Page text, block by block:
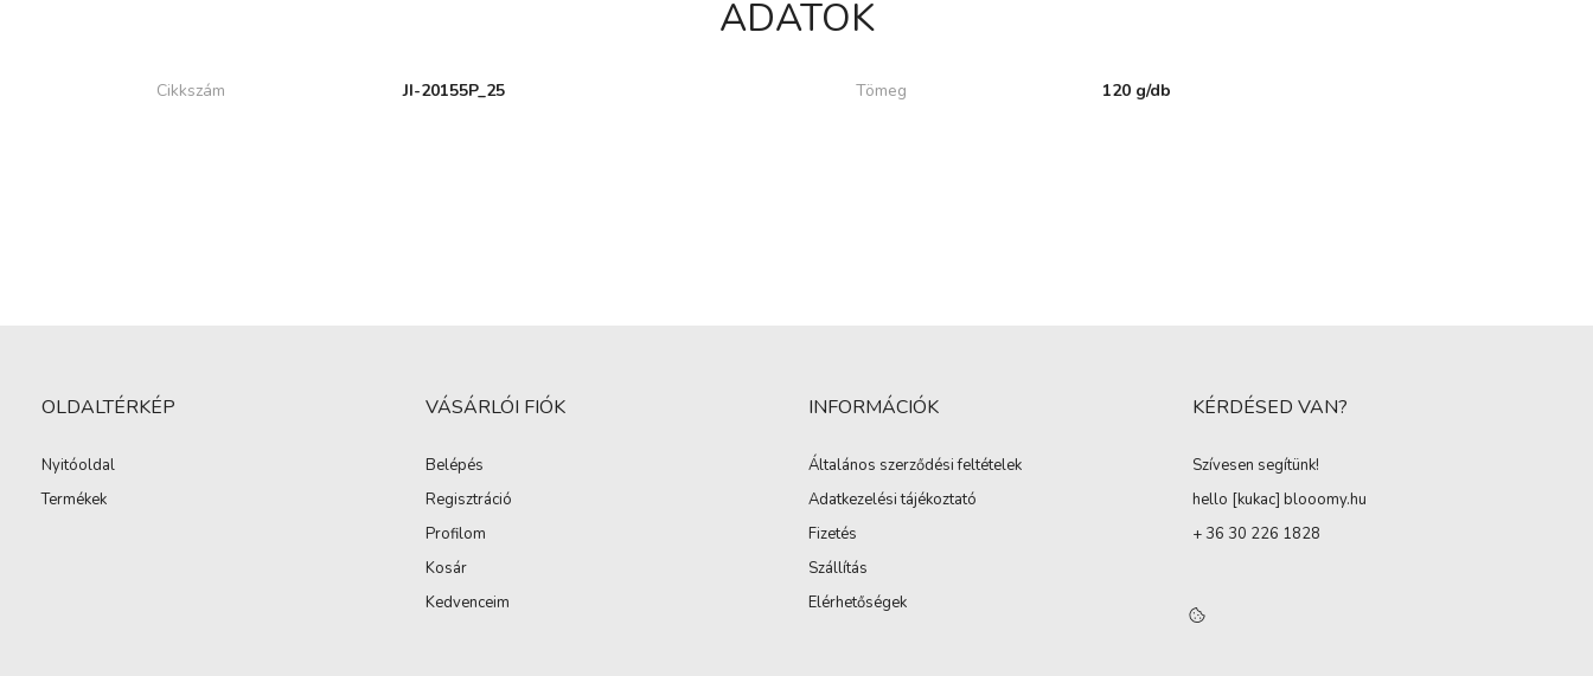
ADATOK
Cikkszám JI-20155P_25 Tömeg 120 g/db
OLDALTÉRKÉP
Nyitóoldal
Termékek
VÁSÁRLÓI FIÓK
Belépés
Regisztráció
Profilom
Kosár
Kedvenceim
INFORMÁCIÓK
Általános szerződési feltételek
Adatkezelési tájékoztató
Fizetés
Szállítás
Elérhetőségek
KÉRDÉSED VAN?
Szívesen segítünk!
hello [kukac] blooomy.hu
+ 36 30 226 1828